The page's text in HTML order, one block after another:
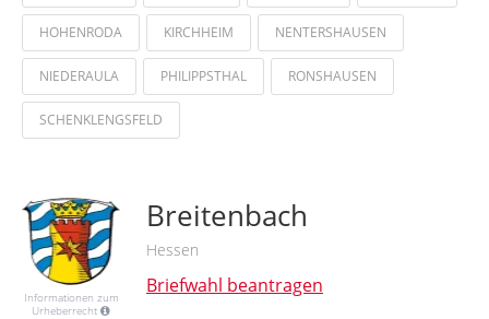
HOHENRODA KIRCHHEIM NENTERSHAUSEN
NIEDERAULA PHILIPPSTHAL RONSHAUSEN
SCHENKLENGSFELD
Informationen zum
Urheberrecht
Breitenbach
Hessen
Briefwahl beantragen